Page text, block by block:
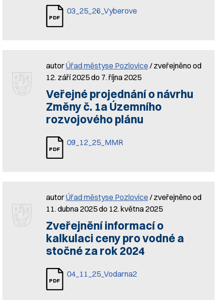
03_25_26_Vyberove
autorÚřad městyse Pozlovice / zveřejněno od
12. září 2025 do 7. října 2025
Veřejné projednání o návrhu
Změny č. 1a Územního
rozvojového plánu
09_12_25_MMR
autorÚřad městyse Pozlovice / zveřejněno od
11. dubna 2025 do 12. května 2025
Zveřejnění informací o
kalkulaci ceny pro vodné a
stočné za rok 2024
04_11_25_Vodarna2